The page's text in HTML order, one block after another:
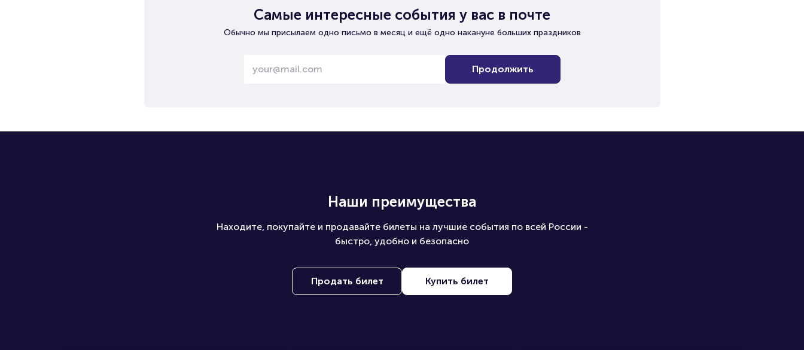
Самые интересные события у вас в почте
Обычно мы присылаем одно письмо в месяц и ещё одно накануне больших праздников
Продолжить
Наши преимущества
Находите, покупайте и продавайте билеты на лучшие события по всей России -
быстро, удобно и безопасно
Продать билет Купить билет